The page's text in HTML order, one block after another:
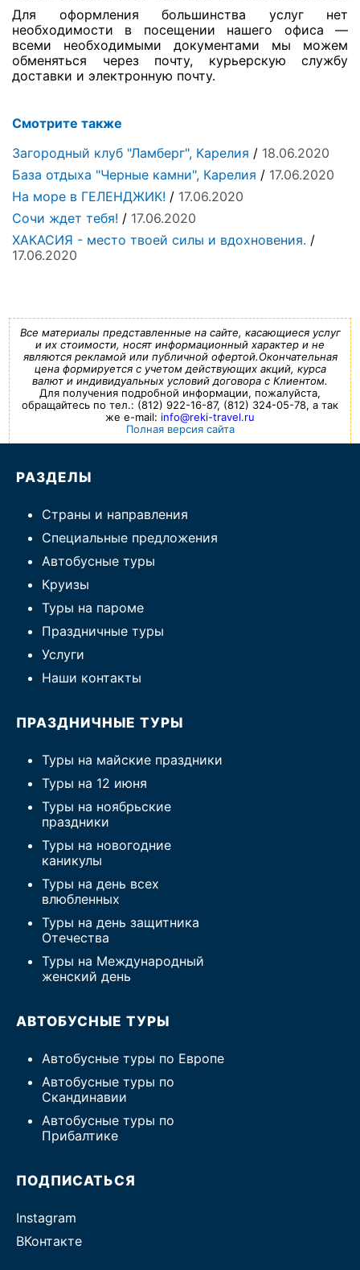
Для оформления большинства услуг нет
необходимости в посещении нашего офиса —
всеми необходимыми документами мы можем
обменяться через почту, курьерскую службу
доставки и электронную почту.
Смотрите также
Загородный клуб "Ламберг", Карелия / 18.06.2020
База отдыха "Черные камни", Карелия / 17.06.2020
На море в ГЕЛЕНДЖИК! / 17.06.2020
Сочи ждет тебя! / 17.06.2020
ХАКАСИЯ - место твоей силы и вдохновения. /
17.06.2020
Все материалы представленные на сайте, касающиеся услуг
и их стоимости, носят информационный характер и не
являются рекламой или публичной офертой.Окончательная
цена формируется с учетом действующих акций, курса
валют и индивидуальных условий договора с Клиентом.
Для получения подробной информации, пожалуйста,
обращайтесь по тел.: (812) 922-16-87, (812) 324-05-78, а так
же e-mail: info@reki-travel.ru
Полная версия сайта
РАЗДЕЛЫ
Страны и направления
Специальные предложения
Автобусные туры
Круизы
Туры на пароме
Праздничные туры
Услуги
Наши контакты
ПРАЗДНИЧНЫЕ ТУРЫ
Туры на майские праздники
Туры на 12 июня
Туры на ноябрьские
праздники
Туры на новогодние
каникулы
Туры на день всех
влюбленных
Туры на день защитника
Отечества
Туры на Международный
женский день
АВТОБУСНЫЕ ТУРЫ
Автобусные туры по Европе
Автобусные туры по
Скандинавии
Автобусные туры по
Прибалтике
ПОДПИСАТЬСЯ
Instagram
ВКонтакте